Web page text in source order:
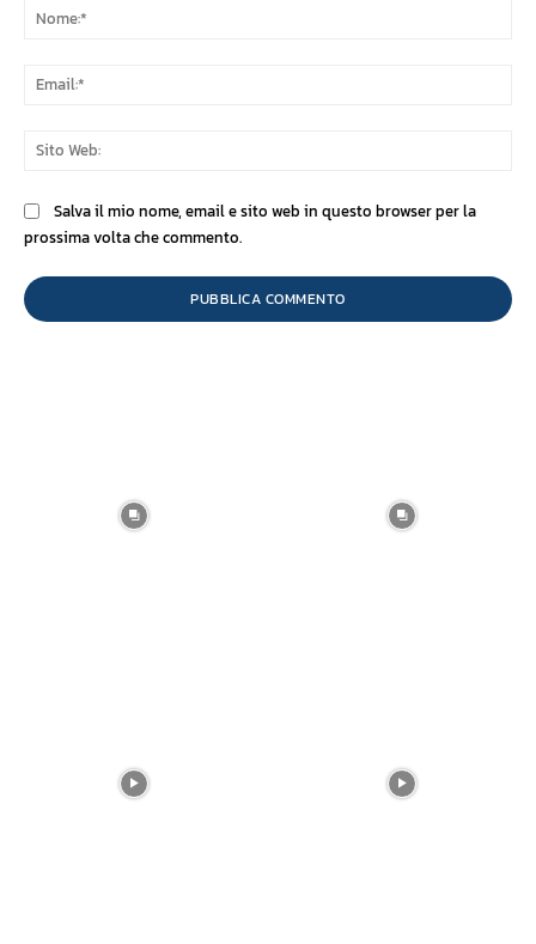
Salva il mio nome, email e sito web in questo browser per la
prossima volta che commento.